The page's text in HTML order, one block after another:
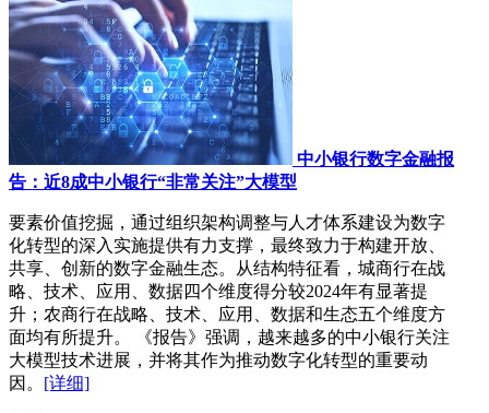
中小银行数字金融报
告：近8成中小银行“非常关注”大模型
要素价值挖掘，通过组织架构调整与人才体系建设为数字
化转型的深入实施提供有力支撑，最终致力于构建开放、
共享、创新的数字金融生态。从结构特征看，城商行在战
略、技术、应用、数据四个维度得分较2024年有显著提
升；农商行在战略、技术、应用、数据和生态五个维度方
面均有所提升。 《报告》强调，越来越多的中小银行关注
大模型技术进展，并将其作为推动数字化转型的重要动
因。 [详细]